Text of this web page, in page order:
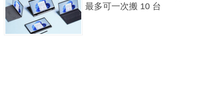
最多可一次搬 10 台